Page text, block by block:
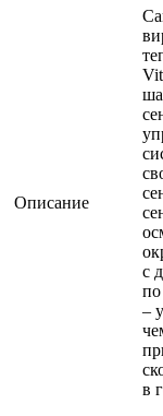
Описание
с
по
–
в